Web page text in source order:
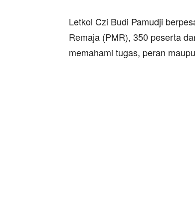
Letkol Czi Budi Pamudji
Remaja (PMR), 350 peserta
memahami tugas, peran